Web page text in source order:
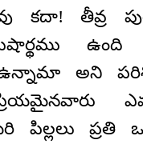
కదా! తీవ్ర
ఉన్నామా అని
పిల్లలు ప్రతి